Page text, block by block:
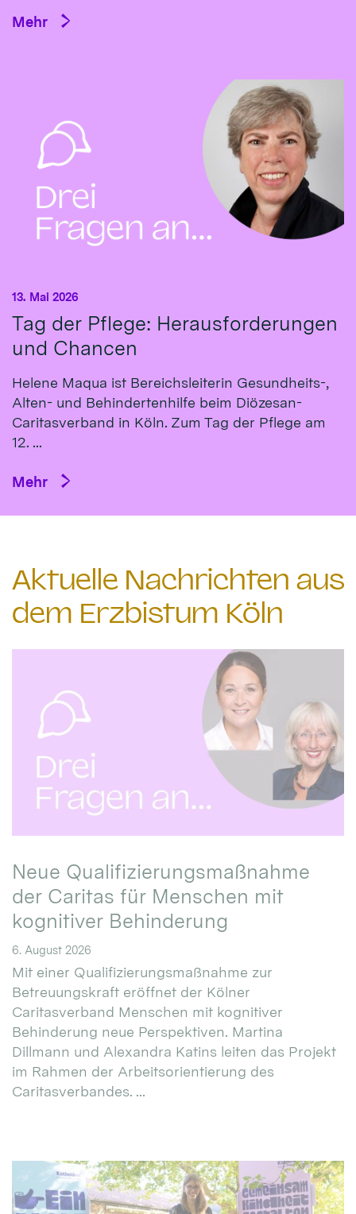
Mehr
Tag der Pflege: Herausforderungen
und Chancen
13. Mai 2026
Helene Maqua ist Bereichsleiterin Gesundheits-,
Alten- und Behindertenhilfe beim Diözesan-
Caritasverband in Köln. Zum Tag der Pflege am
12. ...
Mehr
Aktuelle Nachrichten aus
dem Erzbistum Köln
Neue Qualifizierungsmaßnahme
der Caritas für Menschen mit
kognitiver Behinderung
6. August 2026
Mit einer Qualifizierungsmaßnahme zur
Betreuungskraft eröffnet der Kölner
Caritasverband Menschen mit kognitiver
Behinderung neue Perspektiven. Martina
Dillmann und Alexandra Katins leiten das Projekt
im Rahmen der Arbeitsorientierung des
Caritasverbandes. ...